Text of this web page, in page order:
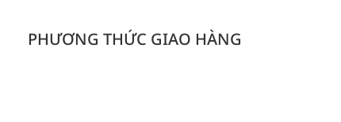
PHƯƠNG THỨC GIAO HÀNG